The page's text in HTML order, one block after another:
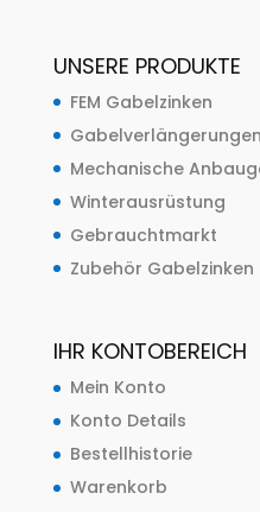
UNSERE PRODUKTE
FEM Gabelzinken
Gabelverlängerungen
Mechanische
Winterausrüstung
Gebrauchtmarkt
Zubehör
IHR KONTOBEREICH
Mein Konto
Konto Details
Bestellhistorie
Warenkorb